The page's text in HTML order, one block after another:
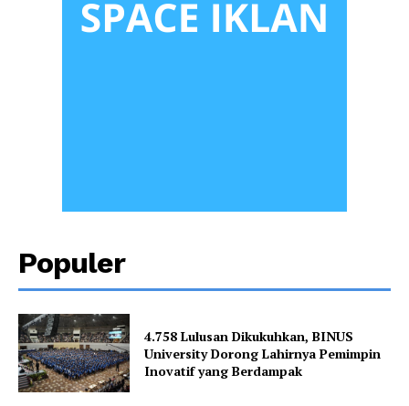
Populer
4.758 Lulusan Dikukuhkan, BINUS
University Dorong Lahirnya Pemimpin
Inovatif yang Berdampak